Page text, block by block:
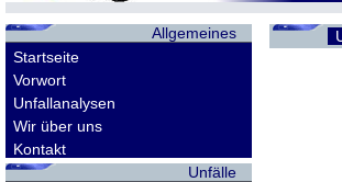
Allgemeines
Startseite
Vorwort
Unfallanalysen
Wir über uns
Kontakt
Unfälle